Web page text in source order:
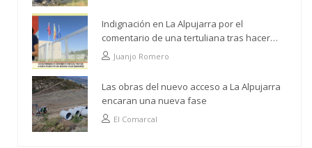
Indignación en La Alpujarra por el
comentario de una tertuliana tras hacer
alusión al analfabetismo con la comarca
Juanjo Romero
Las obras del nuevo acceso a La Alpujarra
encaran una nueva fase
El Comarcal